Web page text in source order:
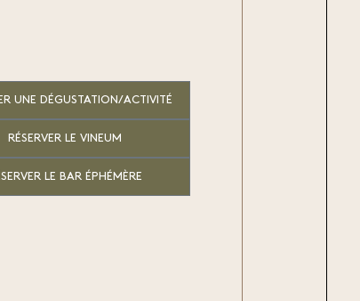
UNE DÉGUSTATION/ACTIVITÉ
RÉSERVER LE VINEUM
LE BAR ÉPHÉMÈRE